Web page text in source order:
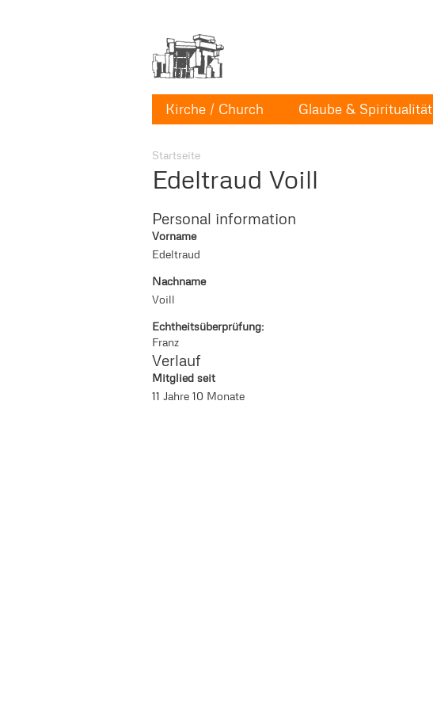
Kirche / Church Glaube & Spiritualität
Startseite
Edeltraud Voill
Personal information
Vorname
Edeltraud
Nachname
Voill
Echtheitsüberprüfung:
Franz
Verlauf
Mitglied seit
11 Jahre 10 Monate